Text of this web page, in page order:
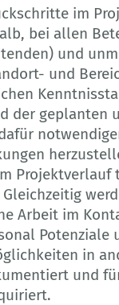
im
bei allen
und
und
der geplanten
Projektverlauf
Arbeit im
Potenziale
in
und